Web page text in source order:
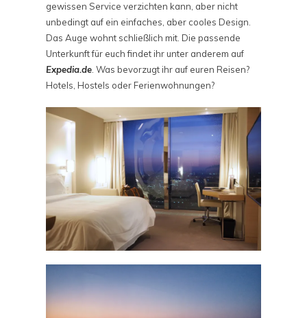
gewissen Service verzichten kann, aber nicht
unbedingt auf ein einfaches, aber cooles Design.
Das Auge wohnt schließlich mit. Die passende
Unterkunft für euch findet ihr unter anderem auf
Expedia.de. Was bevorzugt ihr auf euren Reisen?
Hotels, Hostels oder Ferienwohnungen?